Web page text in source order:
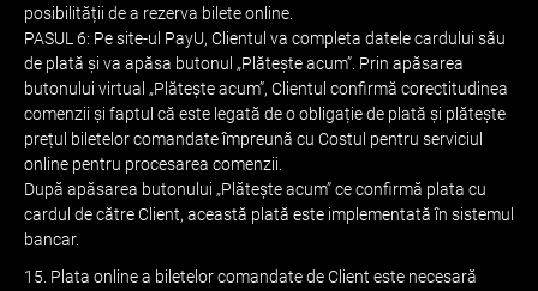
posibilității de a rezerva bilete online.
PASUL 6: Pe site-ul PayU, Clientul va completa datele cardului său
de plată și va apăsa butonul „Plătește acum”. Prin apăsarea
butonului virtual „Plătește acum”, Clientul confirmă corectitudinea
comenzii și faptul că este legată de o obligație de plată și plătește
prețul biletelor comandate împreună cu Costul pentru serviciul
online pentru procesarea comenzii.
După apăsarea butonului „Plătește acum” ce confirmă plata cu
cardul de către Client, această plată este implementată în sistemul
bancar.
15. Plata online a biletelor comandate de Client este necesară